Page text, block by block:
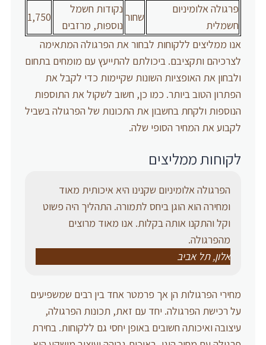
פרגולה אלומיניום
חשמלית
שחור
נקודות חשמל
נוספות, מרזבים
1,750
אנו ממליצים ללקוחות לבחור את הפרגולה המתאימה
לצרכיהם ותקציבם. ביכולתם להתייעץ עם מומחים בתחום
ולבחון את האופציות השונות שקיימות כדי לקבל את
הפתרון הטוב ביותר. כמו כן, חשוב לשקול את התוספות
הנוספות ולקחת בחשבון את התכונות של הפרגולה בשביל
לקבוע את המחיר הסופי שלה.
לקוחות ממליצים
הפרגולה אלומיניום שקנינו היא איכותית מאוד
ומחירה הוא הוגן ביחס לתמורה. התהליך היה פשוט
וקל והתקנו אותה בקלות. אנו מאוד מרוצים
מהפרגולה.
אלון, תל אביב
מחירי הפרגולות הן אך פרמטר אחד בין רבים שמשפיעים
על רכישת הפרגולה. יחד עם זאת, תכונות הפרגולה,
עיצובה ואיכותה חשובים באופן יחסי גם ללקוחות. בחירת